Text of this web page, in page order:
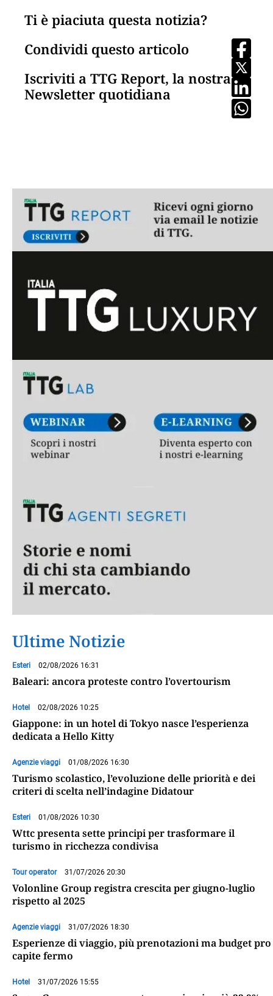
Ti è piaciuta questa notizia?
Condividi questo articolo
Iscriviti a TTG Report, la nostra
Newsletter quotidiana
Ultime Notizie
Esteri 02/08/2026 16:31
Baleari: ancora proteste contro l’overtourism
Hotel 02/08/2026 10:25
Giappone: in un hotel di Tokyo nasce l’esperienza
dedicata a Hello Kitty
Agenzie viaggi 01/08/2026 16:30
Turismo scolastico, l’evoluzione delle priorità e dei
criteri di scelta nell’indagine Didatour
Esteri 01/08/2026 10:30
Wttc presenta sette principi per trasformare il
turismo in ricchezza condivisa
Tour operator 31/07/2026 20:30
Volonline Group registra crescita per giugno-luglio
rispetto al 2025
Agenzie viaggi 31/07/2026 18:30
Esperienze di viaggio, più prenotazioni ma budget pro
capite fermo
Hotel 31/07/2026 15:55